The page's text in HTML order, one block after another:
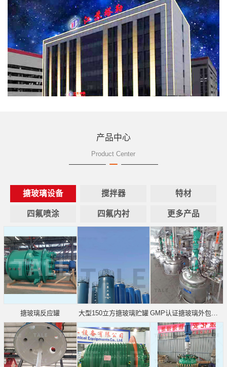
产品中心
Product Center
搪玻璃设备 搅拌器 特材
四氟喷涂 四氟内衬 更多产品
搪玻璃反应罐 大型150立方搪玻璃贮罐